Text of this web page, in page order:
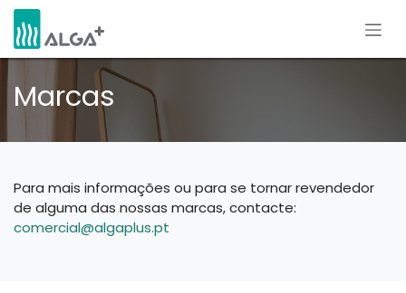
Pular para o conteúdo
Marcas
Para mais informações ou para se tornar revendedor
de alguma das nossas marcas, contacte:
comercial@algaplus.pt